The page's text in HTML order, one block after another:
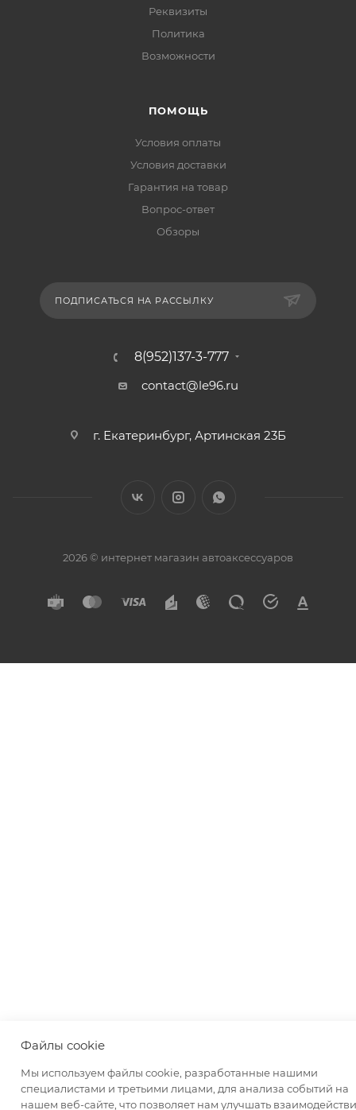
Реквизиты
Политика
Возможности
ПОМОЩЬ
Условия оплаты
Условия доставки
Гарантия на товар
Вопрос-ответ
Обзоры
ПОДПИСАТЬСЯ НА РАССЫЛКУ
8(952)137-3-777
contact@le96.ru
г. Екатеринбург, Артинская 23Б
2026 © интернет магазин автоаксессуаров
Файлы cookie
Мы используем файлы cookie, разработанные нашими
специалистами и третьими лицами, для анализа событий на
нашем веб-сайте, что позволяет нам улучшать